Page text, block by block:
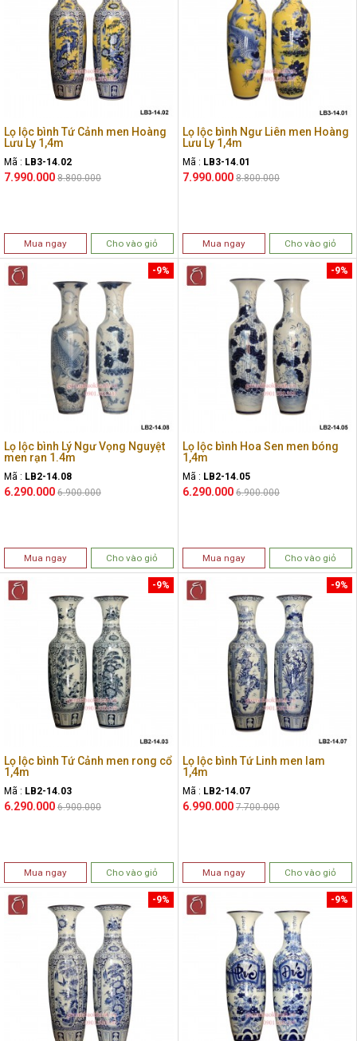
Lọ lộc bình Tứ Cảnh men Hoàng
Lưu Ly 1,4m
Mã : LB3-14.02
7.990.000 8.800.000
Mua ngay Cho vào giỏ
Lọ lộc bình Ngư Liên men Hoàng
Lưu Ly 1,4m
Mã : LB3-14.01
7.990.000 8.800.000
Mua ngay Cho vào giỏ
Lọ lộc bình Lý Ngư Vọng Nguyệt
men rạn 1.4m
Mã : LB2-14.08
6.290.000
-9%
6.900.000
Mua ngay Cho vào giỏ
Lọ lộc bình Hoa Sen men bóng
1,4m
Mã : LB2-14.05
6.290.000
-9%
6.900.000
Mua ngay Cho vào giỏ
Lọ lộc bình Tứ Cảnh men rong cổ
1,4m
Mã : LB2-14.03
6.290.000
-9%
6.900.000
Mua ngay Cho vào giỏ
Lọ lộc bình Tứ Linh men lam
1,4m
Mã : LB2-14.07
6.990.000
-9%
7.700.000
Mua ngay Cho vào giỏ
-9% -9%